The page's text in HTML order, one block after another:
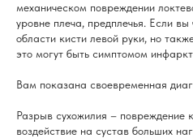
механическом повреждении
уровне плеча, предплечья. Если вы
области кисти левой руки, но
это могут быть симптомом
Вам показана своевременная
Разрыв сухожилия – повреждение
воздействие на сустав больших